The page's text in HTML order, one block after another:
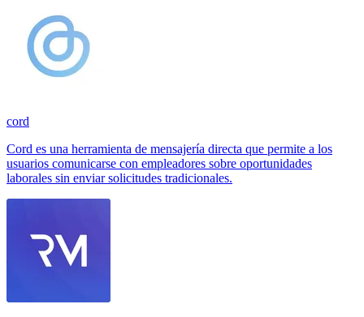
cord
Cord es una herramienta de mensajería directa que permite a los
usuarios comunicarse con empleadores sobre oportunidades
laborales sin enviar solicitudes tradicionales.